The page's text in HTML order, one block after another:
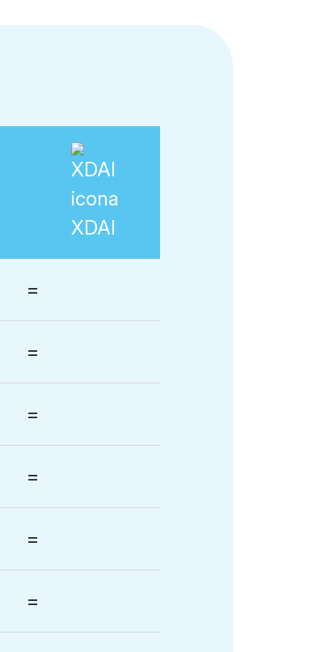
XDAI
=
=
=
=
=
=